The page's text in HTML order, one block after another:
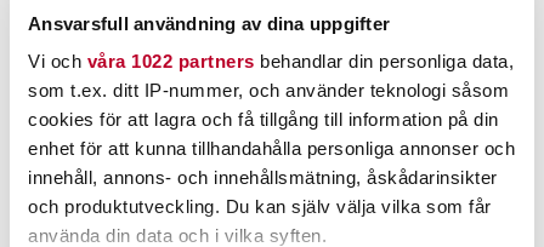
Ansvarsfull användning av dina uppgifter
Vi och våra 1022 partners behandlar din personliga data,
som t.ex. ditt IP-nummer, och använder teknologi såsom
cookies för att lagra och få tillgång till information på din
enhet för att kunna tillhandahålla personliga annonser och
innehåll, annons- och innehållsmätning, åskådarinsikter
och produktutveckling. Du kan själv välja vilka som får
använda din data och i vilka syften.